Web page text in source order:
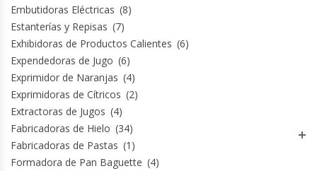
Vitrinas Pasteleras
Vitrinas Refrigeradas
Embutidoras Eléctricas (8)
Estanterías y Repisas (7)
Exhibidoras de Productos Calientes (6)
Expendedoras de Jugo (6)
Exprimidor de Naranjas (4)
Exprimidoras de Cítricos (2)
Extractoras de Jugos (4)
Fabricadoras de Hielo (34)
Fabricadoras de Pastas (1)
Formadora de Pan Baguette (4)